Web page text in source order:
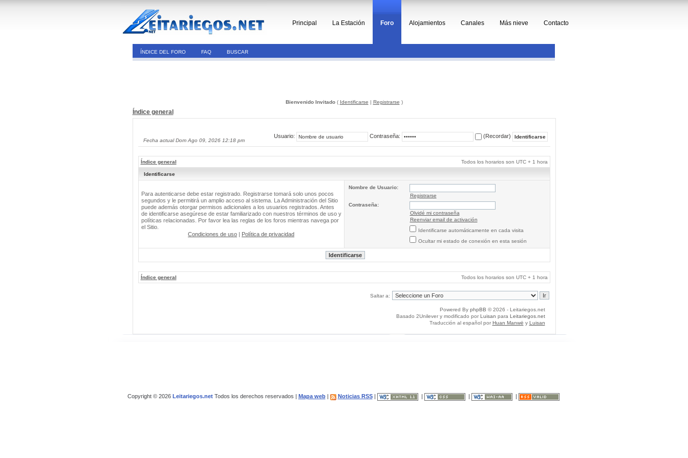
Principal La Estación Foro Alojamientos Canales Más nieve Contacto
ÍNDICE DEL FORO FAQ BUSCAR
Bienvenido Invitado( Identificarse | Registrarse )
Índice general
Fecha actual Dom Ago 09, 2026 12:18 pm
Usuario: Contraseña: (Recordar)
Índice general Todos los horarios son UTC + 1 hora
Identificarse
Para autenticarse debe estar registrado. Registrarse tomará solo unos pocos
segundos y le permitirá un amplio acceso al sistema. La Administración del Sitio
puede además otorgar permisos adicionales a los usuarios registrados. Antes
de identificarse asegúrese de estar familiarizado con nuestros términos de uso y
políticas relacionadas. Por favor lea las reglas de los foros mientras navega por
el Sitio.
Condiciones de uso | Política de privacidad
Nombre de Usuario:
Registrarse
Contraseña:
Olvidé mi contraseña
Reenviar email de activación
Identificarse automáticamente en cada visita
Ocultar mi estado de conexión en esta sesión
Índice general Todos los horarios son UTC + 1 hora
Saltar a:
Powered By phpBB © 2026 - Leitariegos.net
Basado 2Unilever y modificado por Luisan para Leitariegos.net
Traducción al español por Huan Manwë y Luisan
Copyright © 2026 Leitariegos.netTodos los derechos reservados | Mapa web| Noticias RSS|